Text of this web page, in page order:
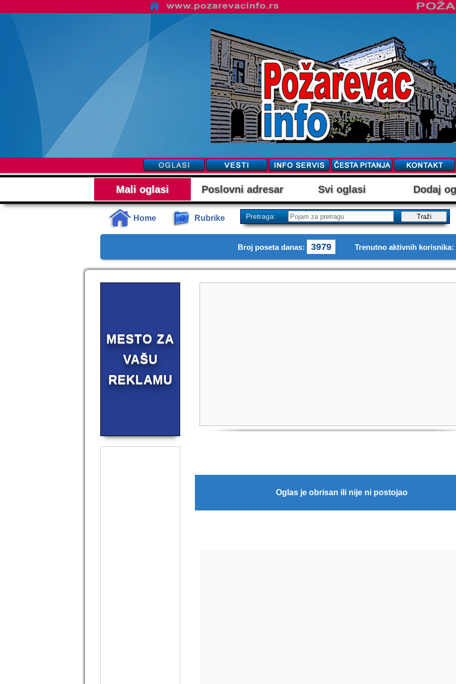
Mali oglasi Poslovni adresar Svi oglasi Dodaj
Pretraga:
Home Rubrike
Broj poseta danas: 3979 Trenutno aktivnih korisnika:
MESTO ZA
VAŠU
REKLAMU
Oglas je obrisan ili nije ni postojao